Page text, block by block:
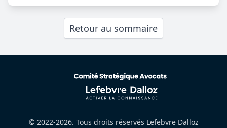
Retour au sommaire
© 2022-2026. Tous droits réservés Lefebvre Dalloz